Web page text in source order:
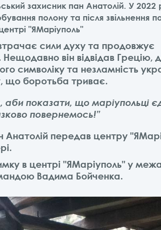
захисник пан Анатолій. У 2022
полону та після звільнення
"ЯМаріуполь"
сили духу та продовжує
він відвідав Грецію,
символіку та незламність
що боротьба триває.
показати, що маріупольці
повернемось!”
Анатолій передав центру
в центрі "ЯМаріуполь" у
Вадима Бойченка.